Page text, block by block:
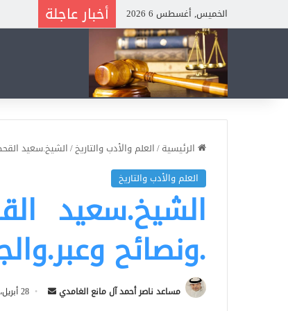
الخميس, أغسطس 6 2026 أخبار عاجلة
الرئيسية/العلم والأدب والتاريخ/الشيخ.سعيد
العلم والأدب والتاريخ
الشيخ.سعيد
.ونصائح
مساعد ناصر أحمد آل مانع الغامدي
أرسل 28 أبريل، 2020